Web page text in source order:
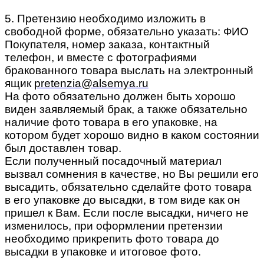
5. Претензию необходимо изложить в
свободной форме, обязательно указать: ФИО
Покупателя, номер заказа, контактный
телефон, и вместе с фотографиями
бракованного товара выслать на электронный
ящик pretenzia@alsemya.ru
На фото обязательно должен быть хорошо
виден заявляемый брак, а также обязательно
наличие фото товара в его упаковке, на
котором будет хорошо видно в каком состоянии
был доставлен товар.
Если полученный посадочный материал
вызвал сомнения в качестве, но Вы решили его
высадить, обязательно сделайте фото товара
в его упаковке до высадки, в том виде как он
пришел к Вам. Если после высадки, ничего не
изменилось, при оформлении претензии
необходимо прикрепить фото товара до
высадки в упаковке и итоговое фото.